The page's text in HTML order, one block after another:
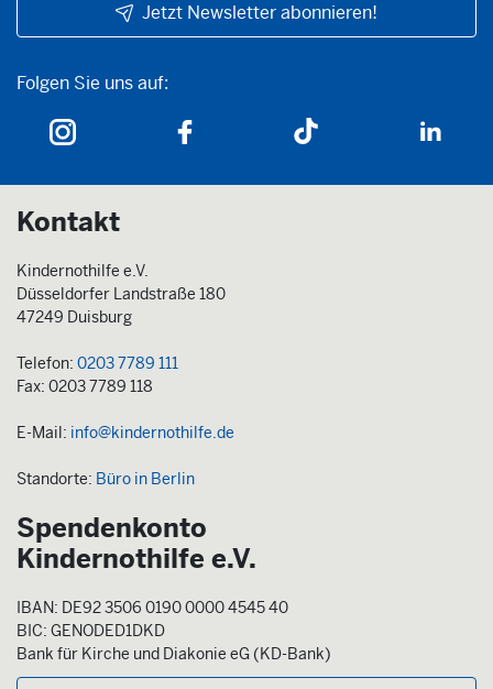
Jetzt Newsletter abonnieren!
Folgen Sie uns auf:
Folgen Sie uns auf:
Kontakt
Kindernothilfe e.V.
Düsseldorfer Landstraße 180
47249 Duisburg
Telefon: 0203 7789 111
Fax: 0203 7789 118
E-Mail: info@kindernothilfe.de
Standorte: Büro in Berlin
Spendenkonto
Kindernothilfe e.V.
IBAN: DE92 3506 0190 0000 4545 40
BIC: GENODED1DKD
Bank für Kirche und Diakonie eG (KD-Bank)